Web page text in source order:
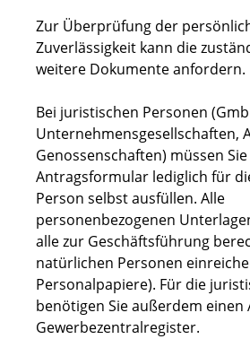
Zur Überprüfung der
Zuverlässigkeit kann die
weitere Dokumente anfordern.
Bei juristischen Personen
Unternehmensgesellschaften,
Genossenschaften) müssen Sie
Antragsformular lediglich für
Person selbst ausfüllen. Alle
personenbezogenen
alle zur Geschäftsführung
natürlichen Personen
Personalpapiere). Für die
benötigen Sie außerdem einen
Gewerbezentralregister.